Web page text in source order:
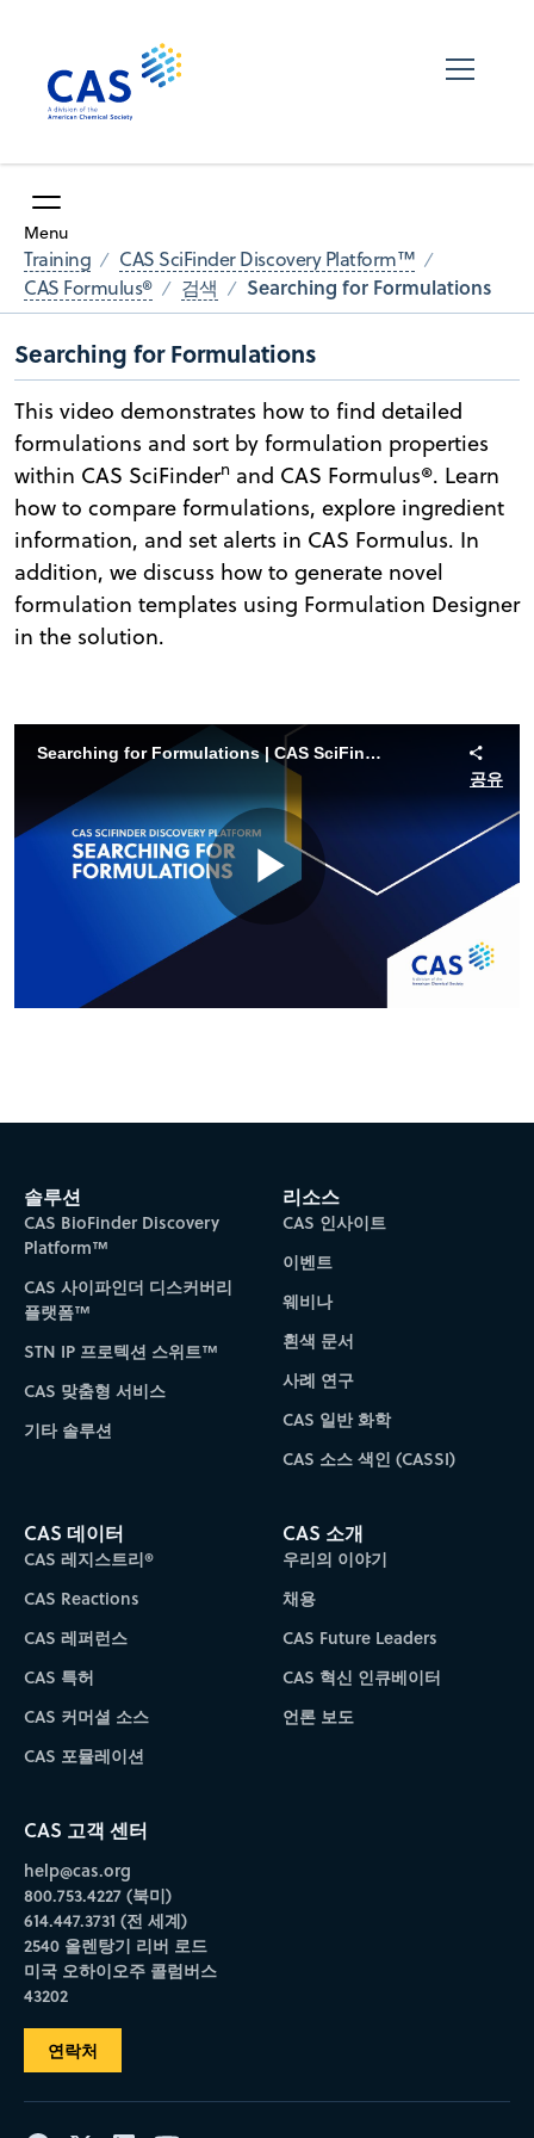
Menu
Training
CAS SciFinder Discovery Platform™
CAS Formulus®
검색 Searching for Formulations
Searching for Formulations
This video demonstrates how to find detailed
formulations and sort by formulation properties
within CAS SciFindern and CAS Formulus®. Learn
how to compare formulations, explore ingredient
information, and set alerts in CAS Formulus. In
addition, we discuss how to generate novel
formulation templates using Formulation Designer
in the solution.
Searching for Formulations | CAS SciFinder Discovery Platform
공유
Play
솔루션
CAS BioFinder Discovery
Platform™
CAS 사이파인더 디스커버리
플랫폼™
STN IP 프로텍션 스위트™
CAS 맞춤형 서비스
기타 솔루션
리소스
CAS 인사이트
이벤트
웨비나
흰색 문서
사례 연구
CAS 일반 화학
CAS 소스 색인 (CASSI)
CAS 데이터
CAS 레지스트리®
CAS Reactions
CAS 레퍼런스
CAS 특허
CAS 커머셜 소스
CAS 포뮬레이션
CAS 소개
우리의 이야기
채용
CAS Future Leaders
CAS 혁신 인큐베이터
언론 보도
CAS 고객 센터
help@cas.org
800.753.4227 (북미)
614.447.3731 (전 세계)
2540 올렌탕기 리버 로드
미국 오하이오주 콜럼버스
43202
연락처